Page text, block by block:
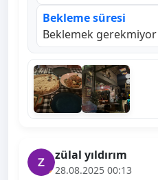
Bekleme süresi
Beklemek gerekmiyor
zülal yıldırım
28.08.2025 00:13